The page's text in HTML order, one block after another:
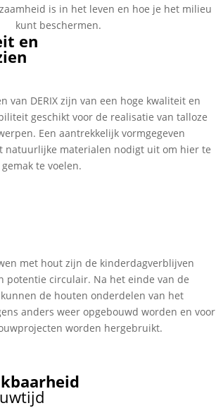
is in het leven en hoe je het milieu
kunt beschermen.
en
van DERIX zijn van een hoge kwaliteit en
geschikt voor de realisatie van talloze
Een aantrekkelijk vormgegeven
natuurlijke materialen nodigt uit om hier te
te voelen.
met hout zijn de kinderdagverblijven
potentie circulair. Na het einde van de
de houten onderdelen van het
anders weer opgebouwd worden en voor
worden hergebruikt.